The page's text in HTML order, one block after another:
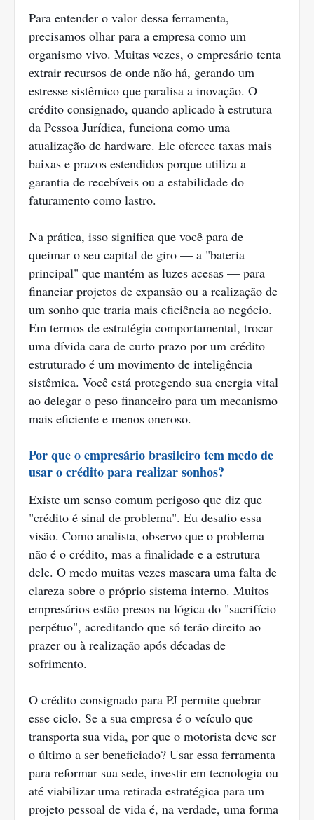
Para entender o valor dessa ferramenta,
precisamos olhar para a empresa como um
organismo vivo. Muitas vezes, o empresário tenta
extrair recursos de onde não há, gerando um
estresse sistêmico que paralisa a inovação. O
crédito consignado, quando aplicado à estrutura
da Pessoa Jurídica, funciona como uma
atualização de hardware. Ele oferece taxas mais
baixas e prazos estendidos porque utiliza a
garantia de recebíveis ou a estabilidade do
faturamento como lastro.
Na prática, isso significa que você para de
queimar o seu capital de giro — a "bateria
principal" que mantém as luzes acesas — para
financiar projetos de expansão ou a realização de
um sonho que traria mais eficiência ao negócio.
Em termos de estratégia comportamental, trocar
uma dívida cara de curto prazo por um crédito
estruturado é um movimento de inteligência
sistêmica. Você está protegendo sua energia vital
ao delegar o peso financeiro para um mecanismo
mais eficiente e menos oneroso.
Por que o empresário brasileiro tem medo de
usar o crédito para realizar sonhos?
Existe um senso comum perigoso que diz que
"crédito é sinal de problema". Eu desafio essa
visão. Como analista, observo que o problema
não é o crédito, mas a finalidade e a estrutura
dele. O medo muitas vezes mascara uma falta de
clareza sobre o próprio sistema interno. Muitos
empresários estão presos na lógica do "sacrifício
perpétuo", acreditando que só terão direito ao
prazer ou à realização após décadas de
sofrimento.
O crédito consignado para PJ permite quebrar
esse ciclo. Se a sua empresa é o veículo que
transporta sua vida, por que o motorista deve ser
o último a ser beneficiado? Usar essa ferramenta
para reformar sua sede, investir em tecnologia ou
até viabilizar uma retirada estratégica para um
projeto pessoal de vida é, na verdade, uma forma